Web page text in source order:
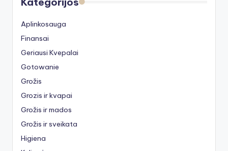
Aplinkosauga
Finansai
Geriausi Kvepalai
Gotowanie
Grožis
Grozis ir kvapai
Grožis ir mados
Grožis ir sveikata
Higiena